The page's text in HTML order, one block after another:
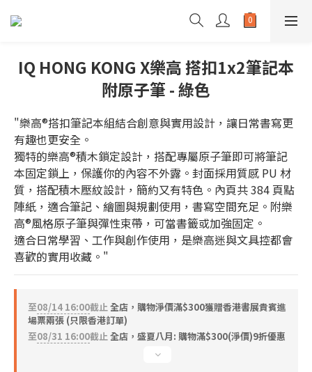
IQ HONG KONG X樂高 搭扣1x2筆記本
附原子筆 - 綠色
"樂高®搭扣筆記本組結合創意與實用設計，讓日常書寫更
有趣也更安全。
獨特的樂高®積木鎖定設計，搭配專屬原子筆即可將筆記
本固定鎖上，保護你的內容不外露。封面採用質感 PU 材
質，搭配積木壓紋設計，簡約又有特色。內頁共 384 頁點
陣紙，適合筆記、繪圖與規劃使用，書寫空間充足。附樂
高®風格原子筆與彈性束帶，可當書籤或加強固定。
適合日常學習、工作與創作使用，是樂高迷與文具控都會
喜歡的實用收藏。"
至08/14 16:00截止全店，購物淨價滿$300獲贈香港書展貴賓進
場票兩張 (只限香港訂單)
至08/31 16:00截止全店，盛夏八月: 購物滿$300(淨價)9折優惠